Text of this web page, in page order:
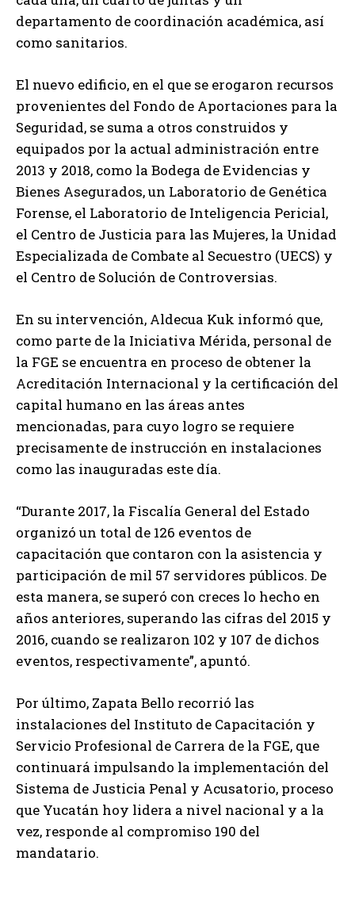
departamento de coordinación académica, así
como sanitarios.
El nuevo edificio, en el que se erogaron recursos
provenientes del Fondo de Aportaciones para la
Seguridad, se suma a otros construidos y
equipados por la actual administración entre
2013 y 2018, como la Bodega de Evidencias y
Bienes Asegurados, un Laboratorio de Genética
Forense, el Laboratorio de Inteligencia Pericial,
el Centro de Justicia para las Mujeres, la Unidad
Especializada de Combate al Secuestro (UECS) y
el Centro de Solución de Controversias.
En su intervención, Aldecua Kuk informó que,
como parte de la Iniciativa Mérida, personal de
la FGE se encuentra en proceso de obtener la
Acreditación Internacional y la certificación del
capital humano en las áreas antes
mencionadas, para cuyo logro se requiere
precisamente de instrucción en instalaciones
como las inauguradas este día.
“Durante 2017, la Fiscalía General del Estado
organizó un total de 126 eventos de
capacitación que contaron con la asistencia y
participación de mil 57 servidores públicos. De
esta manera, se superó con creces lo hecho en
años anteriores, superando las cifras del 2015 y
2016, cuando se realizaron 102 y 107 de dichos
eventos, respectivamente”, apuntó.
Por último, Zapata Bello recorrió las
instalaciones del Instituto de Capacitación y
Servicio Profesional de Carrera de la FGE, que
continuará impulsando la implementación del
Sistema de Justicia Penal y Acusatorio, proceso
que Yucatán hoy lidera a nivel nacional y a la
vez, responde al compromiso 190 del
mandatario.